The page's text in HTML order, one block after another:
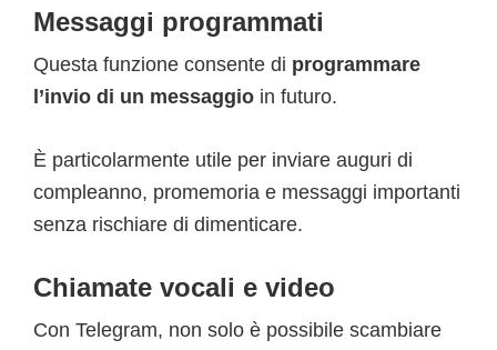
Messaggi programmati
Questa funzione consente di programmare
l’invio di un messaggio in futuro.
È particolarmente utile per inviare auguri di
compleanno, promemoria e messaggi importanti
senza rischiare di dimenticare.
Chiamate vocali e video
Con Telegram, non solo è possibile scambiare